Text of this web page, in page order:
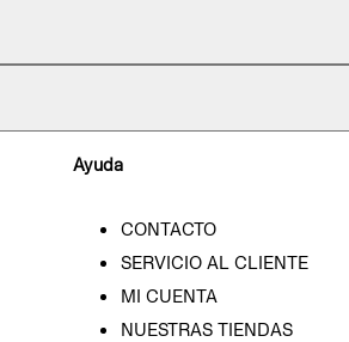
Ayuda
CONTACTO
SERVICIO AL CLIENTE
MI CUENTA
NUESTRAS TIENDAS